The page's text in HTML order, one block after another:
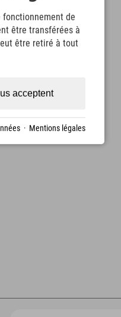
de
être transférées à
être retiré à tout
acceptent
· Mentions légales